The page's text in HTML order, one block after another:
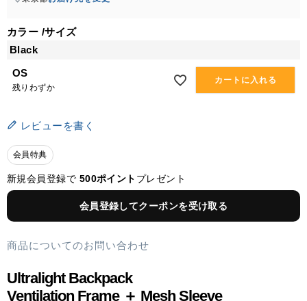
カラー サイズ
Black
OS
残りわずか
カートに入れる
レビューを書く
会員特典
新規会員登録で 500ポイント プレゼント
会員登録してクーポンを受け取る
商品についてのお問い合わせ
Ultralight Backpack
Ventilation Frame ＋ Mesh Sleeve